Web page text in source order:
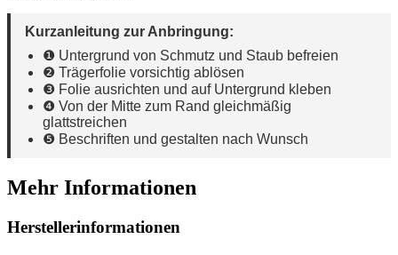
Kurzanleitung zur Anbringung:
❶ Untergrund von Schmutz und Staub befreien
❷ Trägerfolie vorsichtig ablösen
❸ Folie ausrichten und auf Untergrund kleben
❹ Von der Mitte zum Rand gleichmäßig
glattstreichen
❺ Beschriften und gestalten nach Wunsch
Mehr Informationen
Herstellerinformationen